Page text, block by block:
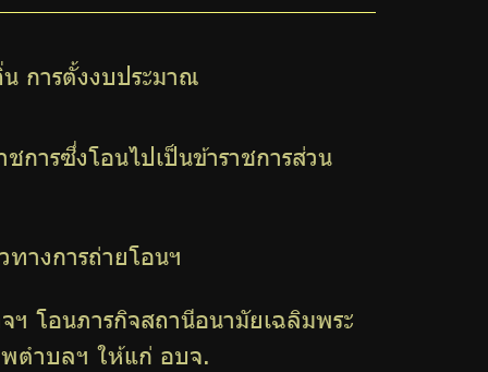
การตั้งงบประมาณ
ารซึ่งโอนไปเป็นข้าราชการส่วน
างการถ่ายโอนฯ
ฯ โอนภารกิจสถานีอนามัยเฉลิมพระ
พตำบลฯ ให้แก่ อบจ.